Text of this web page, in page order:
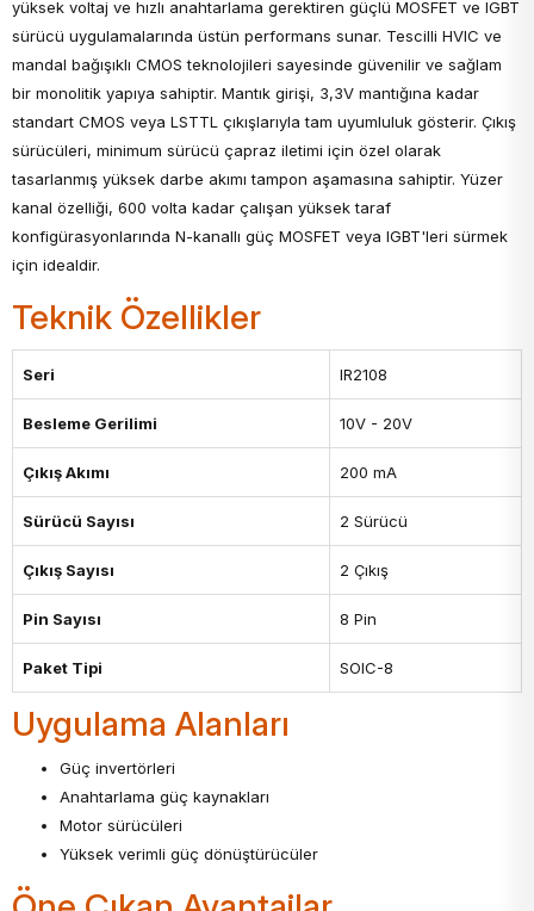
yüksek voltaj ve hızlı anahtarlama gerektiren güçlü MOSFET ve IGBT
sürücü uygulamalarında üstün performans sunar. Tescilli HVIC ve
mandal bağışıklı CMOS teknolojileri sayesinde güvenilir ve sağlam
bir monolitik yapıya sahiptir. Mantık girişi, 3,3V mantığına kadar
standart CMOS veya LSTTL çıkışlarıyla tam uyumluluk gösterir. Çıkış
sürücüleri, minimum sürücü çapraz iletimi için özel olarak
tasarlanmış yüksek darbe akımı tampon aşamasına sahiptir. Yüzer
kanal özelliği, 600 volta kadar çalışan yüksek taraf
konfigürasyonlarında N-kanallı güç MOSFET veya IGBT'leri sürmek
için idealdir.
Teknik Özellikler
Seri IR2108
Besleme Gerilimi 10V - 20V
Çıkış Akımı 200 mA
Sürücü Sayısı 2 Sürücü
Çıkış Sayısı 2 Çıkış
Pin Sayısı 8 Pin
Paket Tipi SOIC-8
Uygulama Alanları
Güç invertörleri
Anahtarlama güç kaynakları
Motor sürücüleri
Yüksek verimli güç dönüştürücüler